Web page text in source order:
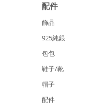
配件
飾品
925純銀
包包
鞋子/靴
帽子
配件